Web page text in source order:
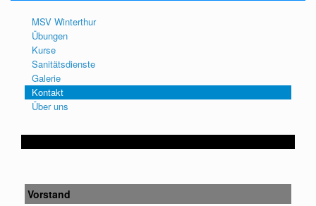
MSV Winterthur
Übungen
Kurse
Sanitätsdienste
Galerie
Kontakt
Über uns
Vorstand